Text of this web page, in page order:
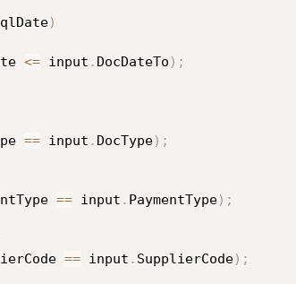
)
<= input . DocDateTo ) ;
== input . DocType) ;
== input . PaymentType) ;
== input . SupplierCode) ;